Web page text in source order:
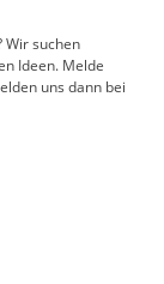
Wir suchen
Ideen. Melde
uns dann bei